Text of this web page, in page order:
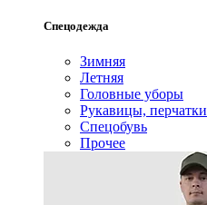
Спецодежда
Зимняя
Летняя
Головные уборы
Рукавицы, перчатки
Спецобувь
Прочее